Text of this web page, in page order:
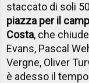
staccato di soli
piazza per il
Costa, che
Evans, Pascal
Vergne, Oliver
è adesso il